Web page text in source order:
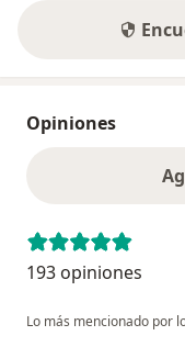
Opiniones
193 opiniones
Lo más mencionado por